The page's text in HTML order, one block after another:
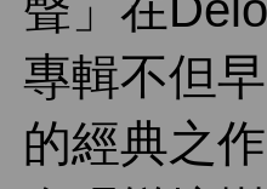
專輯不但
的經典之